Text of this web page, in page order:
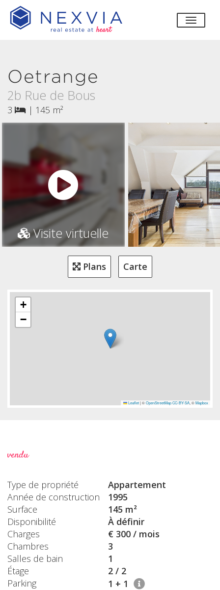
Oetrange
2b Rue de Bous
3 | 145 m²
Visite virtuelle
Plans Carte
+
−
Leaflet |©OpenStreetMap CC-BY-SA, ©Mapbox
vendu
Type de propriété
Appartement
Année de construction
1995
Surface
145 m²
Disponibilité
À définir
Charges
€ 300 / mois
Chambres
3
Salles de bain
1
Étage
2 / 2
Parking
1 + 1